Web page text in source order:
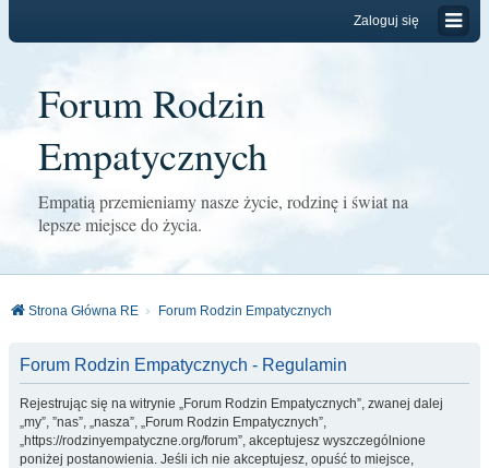
Zaloguj się
Forum Rodzin
Empatycznych
Empatią przemieniamy nasze życie, rodzinę i świat na
lepsze miejsce do życia.
Strona Główna RE Forum Rodzin Empatycznych
Forum Rodzin Empatycznych - Regulamin
Rejestrując się na witrynie „Forum Rodzin Empatycznych”, zwanej dalej
„my”, ”nas”, „nasza”, „Forum Rodzin Empatycznych”,
„https://rodzinyempatyczne.org/forum”, akceptujesz wyszczególnione
poniżej postanowienia. Jeśli ich nie akceptujesz, opuść to miejsce,